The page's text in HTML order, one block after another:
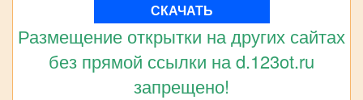
СКАЧАТЬ
Размещение открытки на других сайтах
без прямой ссылки на d.123ot.ru
запрещено!